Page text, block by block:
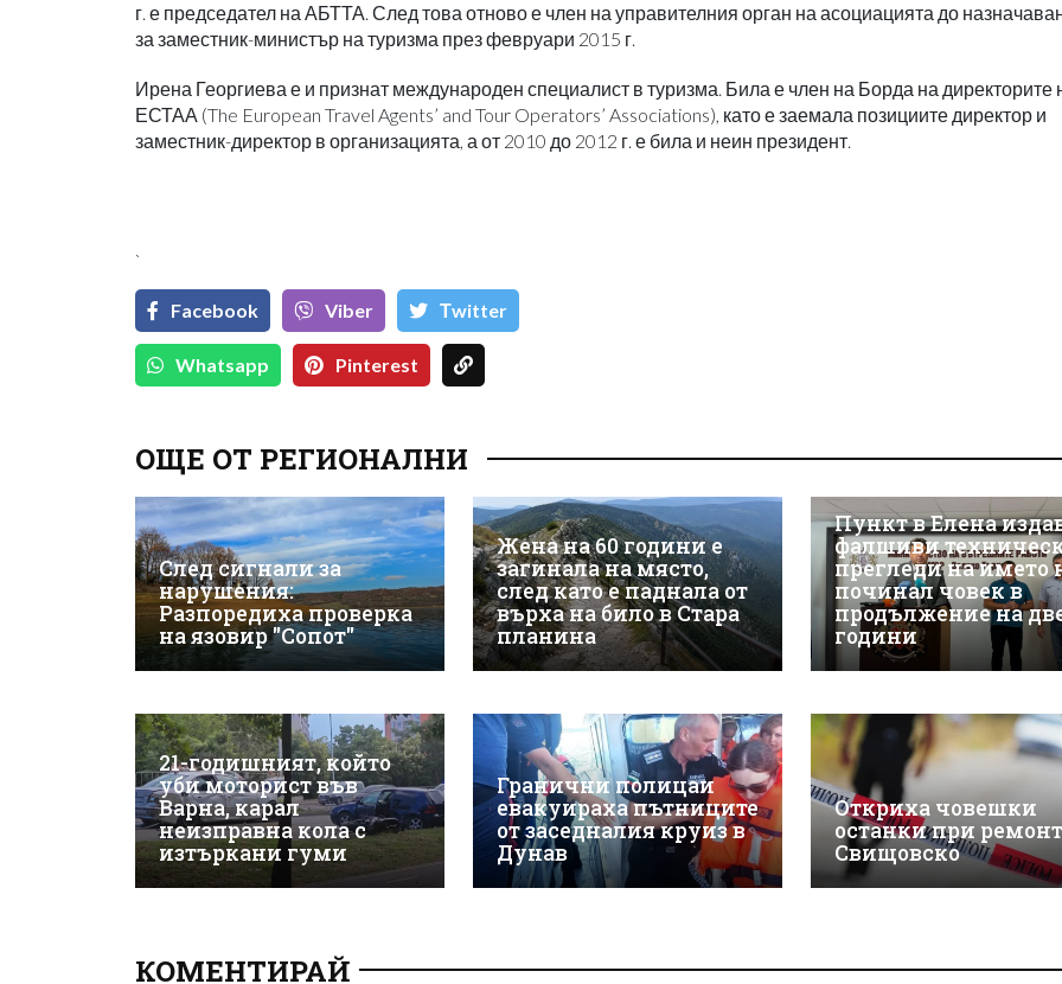
г. е председател на АБТТА. След това отново е член на управителния орган на асоциацията до
за заместник-министър на туризма през февруари 2015 г.
Ирена Георгиева е и признат международен специалист в туризма. Била е член на Борда на директорите
ЕСТАА (The European Travel Agents’ and Tour Operators’ Associations), като е заемала позициите директор и
заместник-директор в организацията, а от 2010 до 2012 г. е била и неин президент.
`
Facebook Viber Тwitter
Whatsapp Pinterest
ОЩЕ ОТ РЕГИОНАЛНИ
След сигнали за
нарушения:
Разпоредиха проверка
на язовир "Сопот"
Жена на 60 години е
загинала на място,
след като е паднала от
върха на било в Стара
планина
Пункт в Елена
фалшиви
прегледи на името
починал човек в
продължение на
години
21-годишният, който
уби моторист във
Варна, карал
неизправна кола с
изтъркани гуми
Гранични полицаи
евакуираха пътниците
от заседналия круиз в
Дунав
Откриха човешки
останки при
Свищовско
КОМЕНТИРАЙ